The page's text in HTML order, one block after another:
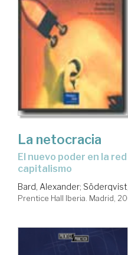
La netocracia
el nuevo poder en la red y la vida después del
capitalismo
Bard, Alexander;
Prentice Hall Iberia. Madrid,